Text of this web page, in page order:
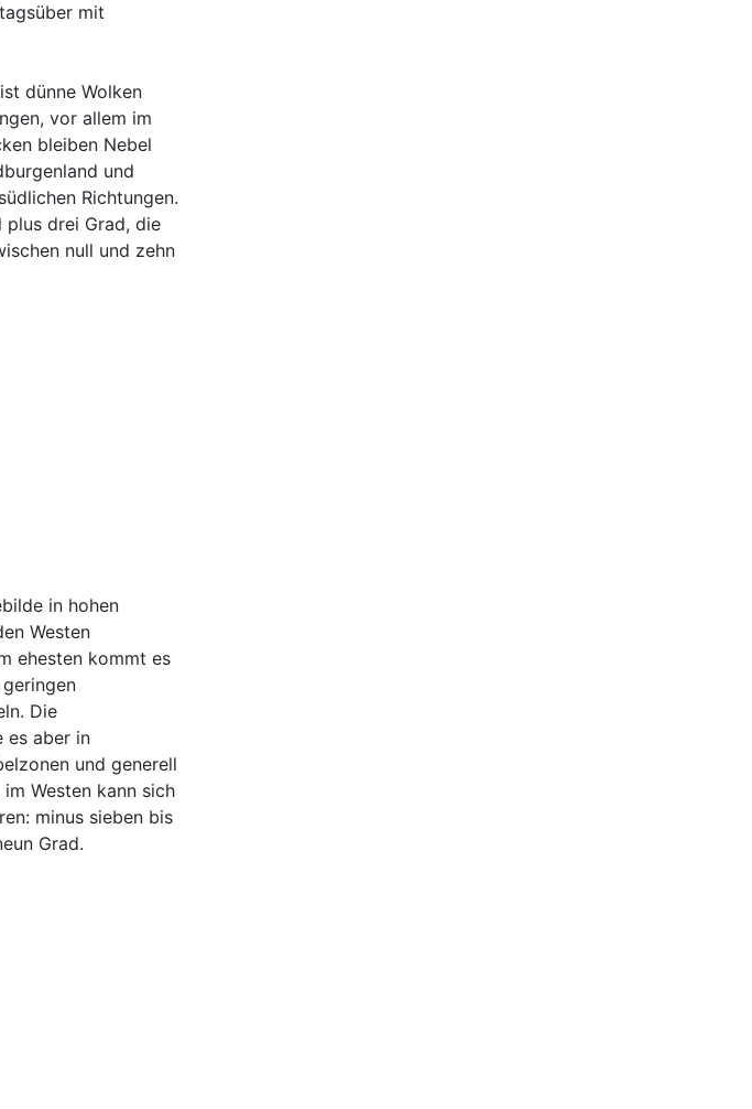
mit
dünne Wolken
vor allem im
bleiben Nebel
und
Richtungen.
plus drei Grad, die
null und zehn
in hohen
Westen
ehesten kommt es
Die
es aber in
und generell
Westen kann sich
minus sieben bis
Grad.